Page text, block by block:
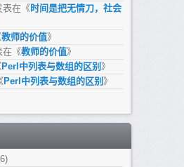
表在《 时间是把无情刀，社会
教师的价值》
在《教师的价值》
Perl中列表与数组的区别 》
Perl中列表与数组的区别 》